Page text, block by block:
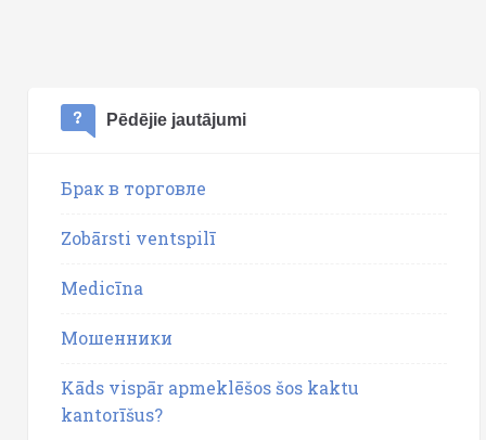
Pēdējie jautājumi
Брак в торговле
Zobārsti ventspilī
Medicīna
Мошенники
Kāds vispār apmeklēšos šos kaktu
kantorīšus?